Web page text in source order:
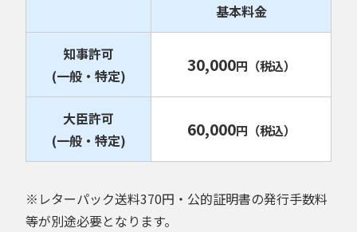
基本料金
知事許可
(一般・特定)
30,000円 （税込）
大臣許可
(一般・特定)
60,000円 （税込）
※レターパック送料370円・公的証明書の発行手数料
等が別途必要となります。